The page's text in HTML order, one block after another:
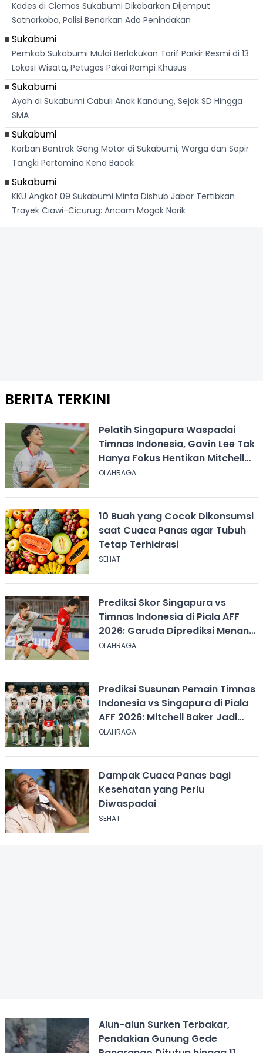
Kades di Ciemas Sukabumi Dikabarkan Dijemput
Satnarkoba, Polisi Benarkan Ada Penindakan
Sukabumi
Pemkab Sukabumi Mulai Berlakukan Tarif Parkir Resmi di 13
Lokasi Wisata, Petugas Pakai Rompi Khusus
Sukabumi
Ayah di Sukabumi Cabuli Anak Kandung, Sejak SD Hingga
SMA
Sukabumi
Korban Bentrok Geng Motor di Sukabumi, Warga dan Sopir
Tangki Pertamina Kena Bacok
Sukabumi
KKU Angkot 09 Sukabumi Minta Dishub Jabar Tertibkan
Trayek Ciawi-Cicurug: Ancam Mogok Narik
BERITA TERKINI
Pelatih Singapura Waspadai
Timnas Indonesia, Gavin Lee Tak
Hanya Fokus Hentikan Mitchell
Baker
OLAHRAGA
10 Buah yang Cocok Dikonsumsi
saat Cuaca Panas agar Tubuh
Tetap Terhidrasi
SEHAT
Prediksi Skor Singapura vs
Timnas Indonesia di Piala AFF
2026: Garuda Diprediksi Menang
Tipis
OLAHRAGA
Prediksi Susunan Pemain Timnas
Indonesia vs Singapura di Piala
AFF 2026: Mitchell Baker Jadi
Andalan Lini Depan
OLAHRAGA
Dampak Cuaca Panas bagi
Kesehatan yang Perlu
Diwaspadai
SEHAT
Alun-alun Surken Terbakar,
Pendakian Gunung Gede